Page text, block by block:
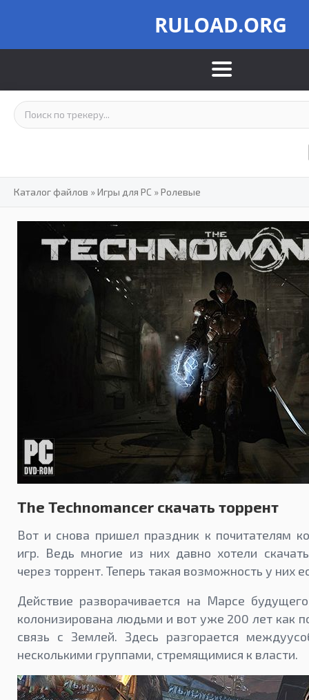
RULOAD.ORG
Каталог файлов »Игры для PC »Ролевые
The Technomancer скачать торрент
Вот и снова пришел праздник к почитателям
игр. Ведь многие из них давно хотели
через торрент. Теперь такая возможность у них
Действие разворачивается на Марсе
колонизирована людьми и вот уже 200 лет как
связь с Землей. Здесь разгорается
несколькими группами, стремящимися к власти.